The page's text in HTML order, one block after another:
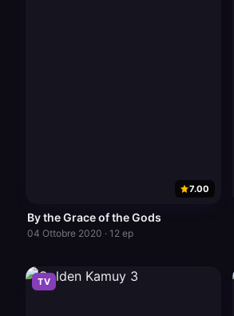
7.00
By the Grace of the Gods
04 Ottobre 2020 · 12 ep
TV